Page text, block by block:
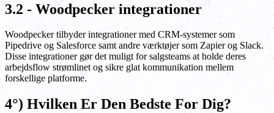
3.2 - Woodpecker integrationer
Woodpecker tilbyder integrationer med CRM-systemer som
Pipedrive og Salesforce samt andre værktøjer som Zapier og Slack.
Disse integrationer gør det muligt for salgsteams at holde deres
arbejdsflow strømlinet og sikre glat kommunikation mellem
forskellige platforme.
4°) Hvilken Er Den Bedste For Dig?